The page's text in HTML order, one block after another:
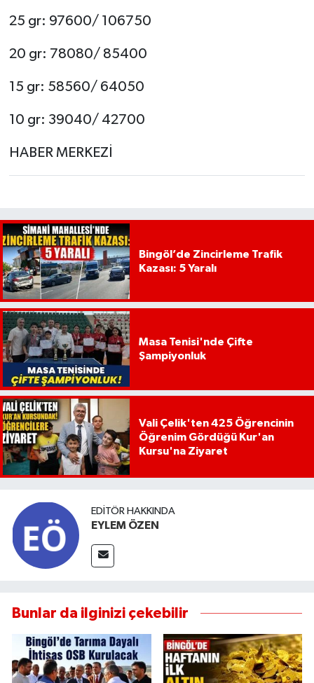
25 gr: 97600/ 106750
20 gr: 78080/ 85400
15 gr: 58560/ 64050
10 gr: 39040/ 42700
HABER MERKEZİ
Bingöl’de Zincirleme Trafik
Kazası: 5 Yaralı
Masa Tenisi'nde Çifte
Şampiyonluk
Vali Çelik'ten 425 Öğrencinin
Öğrenim Gördüğü Kur'an
Kursu'na Ziyaret
EDITÖR HAKKINDA
EYLEM ÖZEN
Bunlar da ilginizi çekebilir